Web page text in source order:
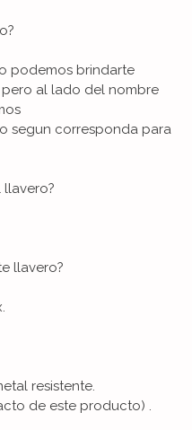
podemos brindarte
al lado del nombre
segun corresponda para
llavero?
resistente.
de este producto) .